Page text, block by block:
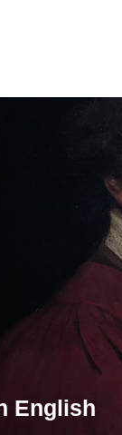
English